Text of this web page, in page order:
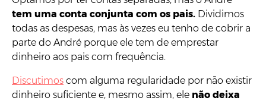
tem uma conta conjunta com os pais. Dividimos
todas as despesas, mas às vezes eu tenho de cobrir a
parte do André porque ele tem de emprestar
dinheiro aos pais com frequência.
Discutimos com alguma regularidade por não existir
dinheiro suficiente e, mesmo assim, ele não deixa